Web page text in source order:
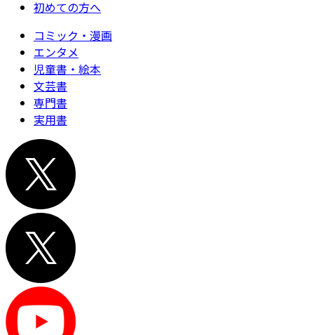
初めての方へ
コミック・漫画
エンタメ
児童書・絵本
文芸書
専門書
実用書